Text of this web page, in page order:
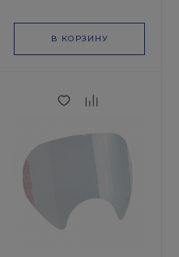
В КОРЗИНУ